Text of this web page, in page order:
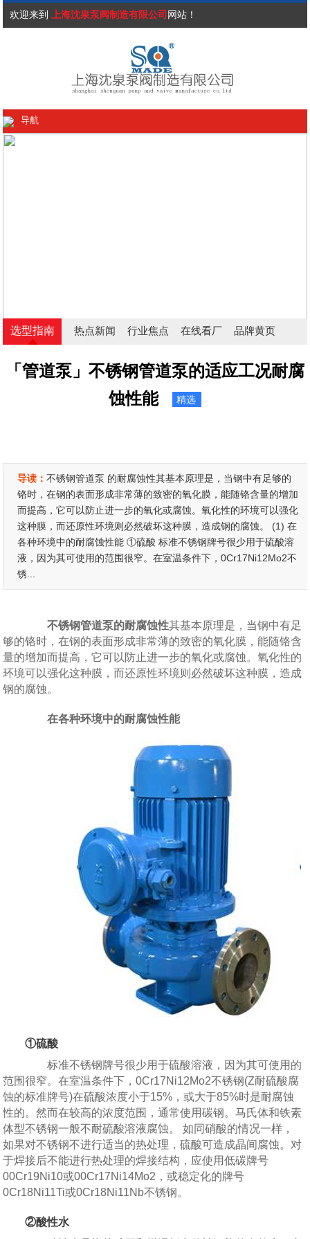
欢迎来到 上海沈泉泵阀制造有限公司 网站！
导航
选型指南 热点新闻 行业焦点 在线看厂 品牌黄页
「管道泵」不锈钢管道泵的适应工况耐腐
蚀性能
精选
导读：不锈钢管道泵 的耐腐蚀性其基本原理是，当钢中有足够的
铬时，在钢的表面形成非常薄的致密的氧化膜，能随铬含量的增加
而提高，它可以防止进一步的氧化或腐蚀。氧化性的环境可以强化
这种膜，而还原性环境则必然破坏这种膜，造成钢的腐蚀。 (1) 在
各种环境中的耐腐蚀性能 ①硫酸 标准不锈钢牌号很少用于硫酸溶
液，因为其可使用的范围很窄。在室温条件下，0Cr17Ni12Mo2不
锈...
不锈钢管道泵的耐腐蚀性其基本原理是，当钢中有足
够的铬时，在钢的表面形成非常薄的致密的氧化膜，能随铬含
量的增加而提高，它可以防止进一步的氧化或腐蚀。氧化性的
环境可以强化这种膜，而还原性环境则必然破坏这种膜，造成
钢的腐蚀。
在各种环境中的耐腐蚀性能
①硫酸
标准不锈钢牌号很少用于硫酸溶液，因为其可使用的
范围很窄。在室温条件下，0Cr17Ni12Mo2不锈钢(Z耐硫酸腐
蚀的标准牌号)在硫酸浓度小于15%，或大于85%时是耐腐蚀
性的。然而在较高的浓度范围，通常使用碳钢。马氏体和铁素
体型不锈钢一般不耐硫酸溶液腐蚀。 如同硝酸的情况一样，
如果对不锈钢不进行适当的热处理，硫酸可造成晶间腐蚀。对
于焊接后不能进行热处理的焊接结构，应使用低碳牌号
00Cr19Ni10或00Cr17Ni14Mo2，或稳定化的牌号
0Cr18Ni11Ti或0Cr18Ni11Nb不锈钢。
②酸性水